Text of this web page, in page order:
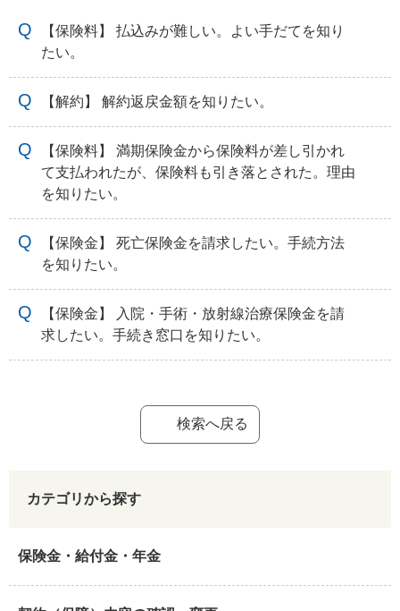
【保険料】 払込みが難しい。よい手だてを知り
たい。
【解約】 解約返戻金額を知りたい。
【保険料】 満期保険金から保険料が差し引かれ
て支払われたが、保険料も引き落とされた。理由
を知りたい。
【保険金】 死亡保険金を請求したい。手続方法
を知りたい。
【保険金】 入院・手術・放射線治療保険金を請
求したい。手続き窓口を知りたい。
検索へ戻る
カテゴリから探す
保険金・給付金・年金